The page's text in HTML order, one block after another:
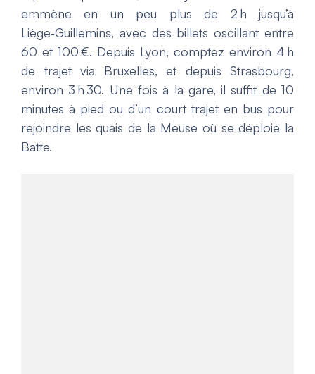
emmène en un peu plus de 2 h jusqu’à
Liège‑Guillemins, avec des billets oscillant entre
60 et 100 €. Depuis Lyon, comptez environ 4 h
de trajet via Bruxelles, et depuis Strasbourg,
environ 3 h 30. Une fois à la gare, il suffit de 10
minutes à pied ou d’un court trajet en bus pour
rejoindre les quais de la Meuse où se déploie la
Batte.